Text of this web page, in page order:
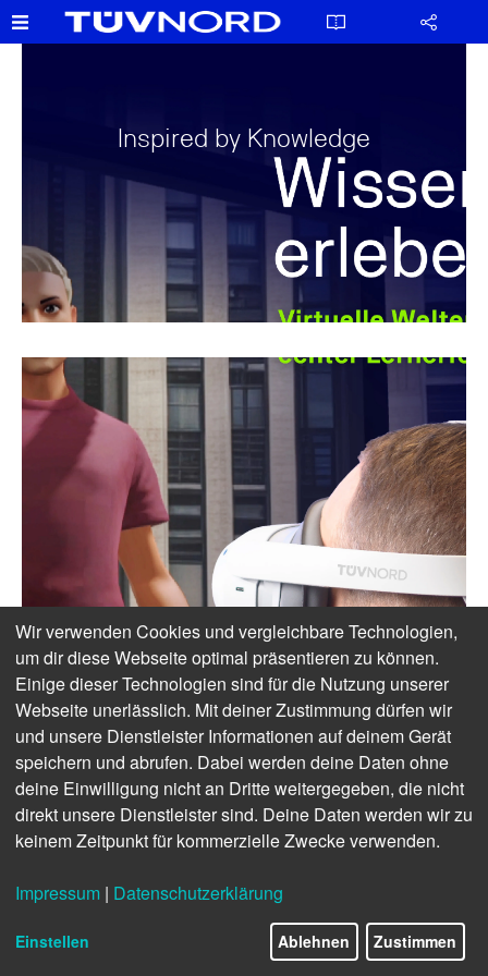
Inspired by Knowledge
Wir verwenden Cookies und vergleichbare Technologien,
um dir diese Webseite optimal präsentieren zu können.
Einige dieser Technologien sind für die Nutzung unserer
Webseite unerlässlich. Mit deiner Zustimmung dürfen wir
und unsere Dienstleister Informationen auf deinem Gerät
speichern und abrufen. Dabei werden deine Daten ohne
deine Einwilligung nicht an Dritte weitergegeben, die nicht
direkt unsere Dienstleister sind. Deine Daten werden wir zu
keinem Zeitpunkt für kommerzielle Zwecke verwenden.
Impressum | Datenschutzerklärung
Einstellen Ablehnen Zustimmen